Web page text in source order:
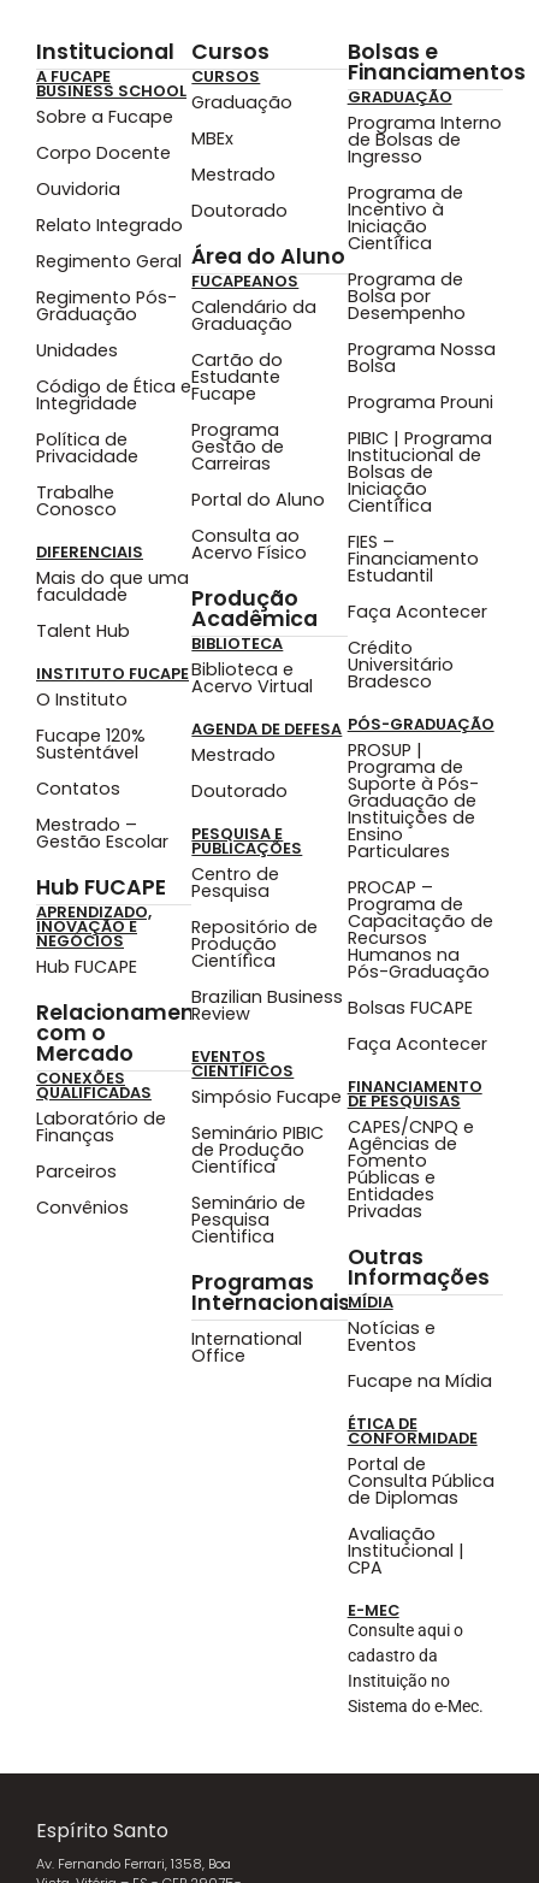
Institucional
A FUCAPE
BUSINESS SCHOOL
Sobre a Fucape
Corpo Docente
Ouvidoria
Relato Integrado
Regimento Geral
Regimento Pós-
Graduação
Unidades
Código de Ética e
Integridade
Política de
Privacidade
Trabalhe
Conosco
DIFERENCIAIS
Mais do que uma
faculdade
Talent Hub
INSTITUTO FUCAPE
O Instituto
Fucape 120%
Sustentável
Contatos
Mestrado –
Gestão Escolar
Hub FUCAPE
APRENDIZADO,
INOVAÇÃO E
NEGÓCIOS
Hub FUCAPE
Relacionamento
com o
Mercado
CONEXÕES
QUALIFICADAS
Laboratório de
Finanças
Parceiros
Convênios
Cursos
CURSOS
Graduação
MBEx
Mestrado
Doutorado
Área do Aluno
FUCAPEANOS
Calendário da
Graduação
Cartão do
Estudante
Fucape
Programa
Gestão de
Carreiras
Portal do Aluno
Consulta ao
Acervo Físico
Produção
Acadêmica
BIBLIOTECA
Biblioteca e
Acervo Virtual
AGENDA DE DEFESA
Mestrado
Doutorado
PESQUISA E
PUBLICAÇÕES
Centro de
Pesquisa
Repositório de
Produção
Científica
Brazilian Business
Review
EVENTOS
CIENTÍFICOS
Simpósio Fucape
Seminário PIBIC
de Produção
Científica
Seminário de
Pesquisa
Cientifica
Programas
Internacionais
International
Office
Bolsas e
Financiamentos
GRADUAÇÃO
Programa Interno
de Bolsas de
Ingresso
Programa de
Incentivo à
Iniciação
Científica
Programa de
Bolsa por
Desempenho
Programa Nossa
Bolsa
Programa Prouni
PIBIC | Programa
Institucional de
Bolsas de
Iniciação
Científica
FIES –
Financiamento
Estudantil
Faça Acontecer
Crédito
Universitário
Bradesco
PÓS-GRADUAÇÃO
PROSUP |
Programa de
Suporte à Pós-
Graduação de
Instituições de
Ensino
Particulares
PROCAP –
Programa de
Capacitação de
Recursos
Humanos na
Pós-Graduação
Bolsas FUCAPE
Faça Acontecer
FINANCIAMENTO
DE PESQUISAS
CAPES/CNPQ e
Agências de
Fomento
Públicas e
Entidades
Privadas
Outras
Informações
MÍDIA
Notícias e
Eventos
Fucape na Mídia
ÉTICA DE
CONFORMIDADE
Portal de
Consulta Pública
de Diplomas
Avaliação
Institucional |
CPA
E-MEC
Consulte aqui o
cadastro da
Instituição no
Sistema do e-Mec.
Espírito Santo
Av. Fernando Ferrari, 1358, Boa